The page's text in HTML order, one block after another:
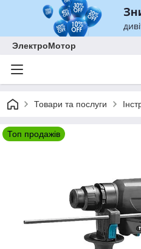
ЭлектроМотор
Товари та послуги
Топ продажів